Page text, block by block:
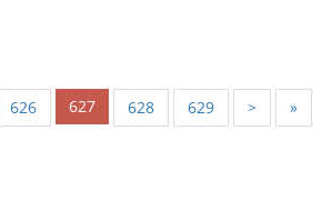
626 627 628 629 > »